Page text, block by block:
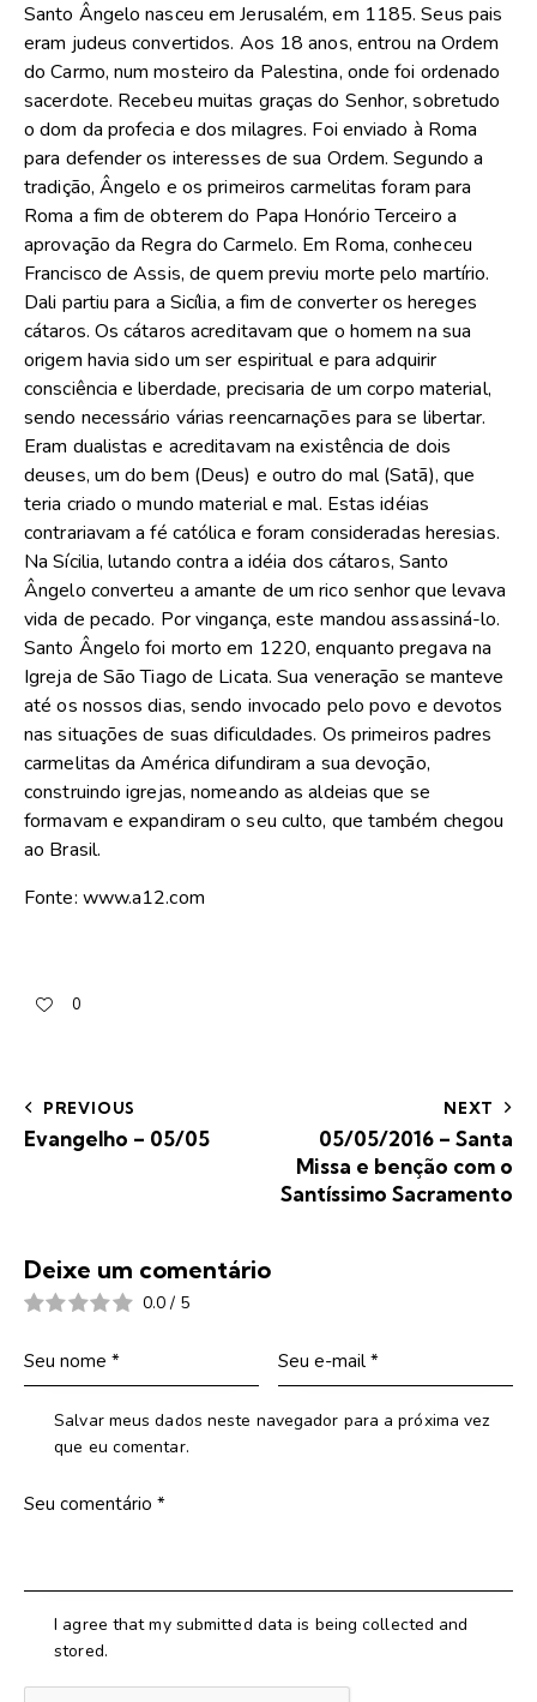
Santo Ângelo nasceu em Jerusalém, em 1185. Seus pais
eram judeus convertidos. Aos 18 anos, entrou na Ordem
do Carmo, num mosteiro da Palestina, onde foi ordenado
sacerdote. Recebeu muitas graças do Senhor, sobretudo
o dom da profecia e dos milagres. Foi enviado à Roma
para defender os interesses de sua Ordem. Segundo a
tradição, Ângelo e os primeiros carmelitas foram para
Roma a fim de obterem do Papa Honório Terceiro a
aprovação da Regra do Carmelo. Em Roma, conheceu
Francisco de Assis, de quem previu morte pelo martírio.
Dali partiu para a Sicília, a fim de converter os hereges
cátaros. Os cátaros acreditavam que o homem na sua
origem havia sido um ser espiritual e para adquirir
consciência e liberdade, precisaria de um corpo material,
sendo necessário várias reencarnações para se libertar.
Eram dualistas e acreditavam na existência de dois
deuses, um do bem (Deus) e outro do mal (Satã), que
teria criado o mundo material e mal. Estas idéias
contrariavam a fé católica e foram consideradas heresias.
Na Sícilia, lutando contra a idéia dos cátaros, Santo
Ângelo converteu a amante de um rico senhor que levava
vida de pecado. Por vingança, este mandou assassiná-lo.
Santo Ângelo foi morto em 1220, enquanto pregava na
Igreja de São Tiago de Licata. Sua veneração se manteve
até os nossos dias, sendo invocado pelo povo e devotos
nas situações de suas dificuldades. Os primeiros padres
carmelitas da América difundiram a sua devoção,
construindo igrejas, nomeando as aldeias que se
formavam e expandiram o seu culto, que também chegou
ao Brasil.
Fonte: www.a12.com
0
PREVIOUS
Evangelho – 05/05
NEXT
05/05/2016 – Santa
Missa e benção com o
Santíssimo Sacramento
Deixe um comentário
0.0 / 5
Salvar meus dados neste navegador para a próxima vez
que eu comentar.
I agree that my submitted data is being collected and
stored.